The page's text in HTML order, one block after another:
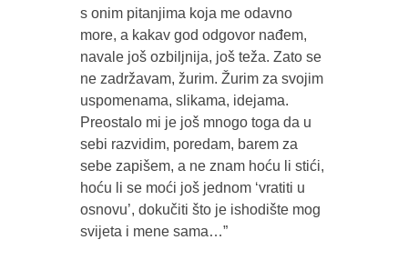
s onim pitanjima koja me odavno
more, a kakav god odgovor nađem,
navale još ozbiljnija, još teža. Zato se
ne zadržavam, žurim. Žurim za svojim
uspomenama, slikama, idejama.
Preostalo mi je još mnogo toga da u
sebi razvidim, poredam, barem za
sebe zapišem, a ne znam hoću li stići,
hoću li se moći još jednom ‘vratiti u
osnovu’, dokučiti što je ishodište mog
svijeta i mene sama…”